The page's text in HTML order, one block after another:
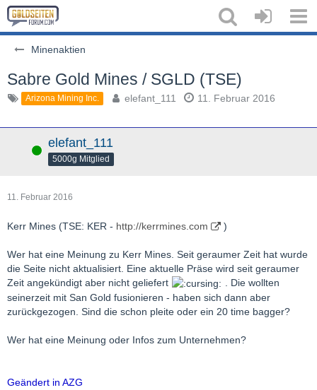
Minenaktien
Sabre Gold Mines / SGLD (TSE)
Arizona Mining Inc. elefant_111 11. Februar 2016
Online elefant_111
5000g Mitglied
11. Februar 2016
Kerr Mines (TSE: KER - http://kerrmines.com )
Wer hat eine Meinung zu Kerr Mines. Seit geraumer Zeit hat wurde
die Seite nicht aktualisiert. Eine aktuelle Präse wird seit geraumer
Zeit angekündigt aber nicht geliefert
. Die wollten
seinerzeit mit San Gold fusionieren - haben sich dann aber
zurückgezogen. Sind die schon pleite oder ein 20 time bagger?
Wer hat eine Meinung oder Infos zum Unternehmen?
Geändert in AZG